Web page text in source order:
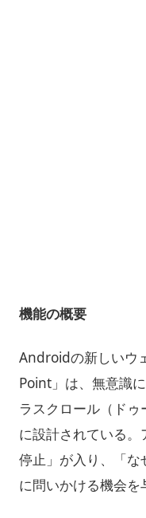
機能の概要
Androidの新しいウ
Point」は、無意識
ラスクロール（ド
に設計されている
停止」が入り、「
に問いかける機会を